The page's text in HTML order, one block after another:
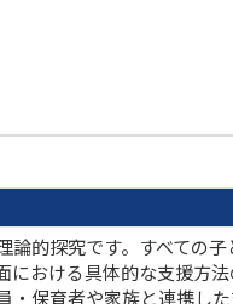
的探究です。すべての
おける具体的な支援方
保育者や家族と連携した